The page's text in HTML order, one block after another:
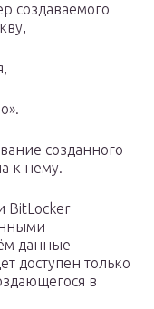
создаваемого
созданного
к нему.
BitLocker
данные
доступен только
в